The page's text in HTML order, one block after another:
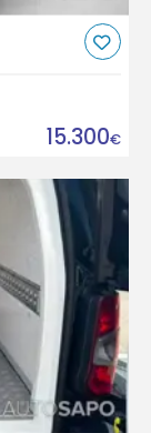
15.300€